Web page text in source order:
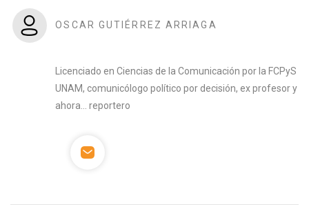
OSCAR GUTIÉRREZ ARRIAGA
Licenciado en Ciencias de la Comunicación por la FCPyS
UNAM, comunicólogo político por decisión, ex profesor y
ahora… reportero